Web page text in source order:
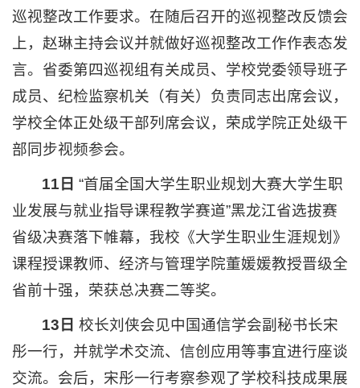
巡视整改工作要求。在随后召开的巡视整改反馈会
上，赵琳主持会议并就做好巡视整改工作作表态发
言。省委第四巡视组有关成员、学校党委领导班子
成员、纪检监察机关（有关）负责同志出席会议，
学校全体正处级干部列席会议，荣成学院正处级干
部同步视频参会。
11日“首届全国大学生职业规划大赛大学生职
业发展与就业指导课程教学赛道”黑龙江省选拔赛
省级决赛落下帷幕，我校《大学生职业生涯规划》
课程授课教师、经济与管理学院董媛媛教授晋级全
省前十强，荣获总决赛二等奖。
13日 校长刘侠会见中国通信学会副秘书长宋
彤一行，并就学术交流、信创应用等事宜进行座谈
交流。会后，宋彤一行考察参观了学校科技成果展